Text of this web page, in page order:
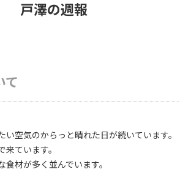
戸澤の週報
て
い空気のからっと晴れた日が続いています。
ています。
材が多く並んでいます。